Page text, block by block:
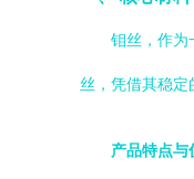
钼丝，作为
丝，凭借其稳定
产品特点与